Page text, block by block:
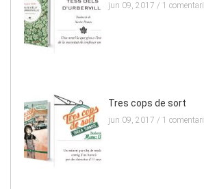
jun 09, 2017 / 1 comentari
Tres cops de sort
jun 09, 2017 / 1 comentari